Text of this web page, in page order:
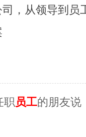
，从领导到员
职员工的朋友说